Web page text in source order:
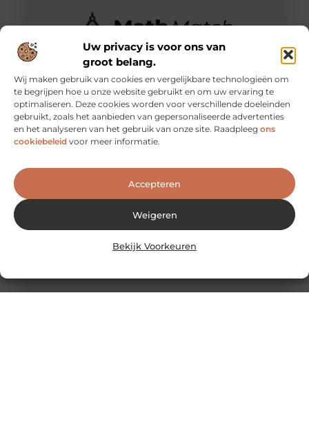
Uw privacy is voor ons van
groot belang.
Wij maken gebruik van cookies en vergelijkbare technologieën om
te begrijpen hoe u onze website gebruikt en om uw ervaring te
optimaliseren. Deze cookies worden voor verschillende doeleinden
gebruikt, zoals het aanbieden van gepersonaliseerde advertenties
en het analyseren van het gebruik van onze site. Raadpleeg ons
cookiebeleid voor meer informatie.
Accepteren
Weigeren
Bekijk Voorkeuren
De voordelen van het werken als
evenementenbeveiliger in een flexibel systeem
Werken als evenementenbeveiliger kan een
dynamische en uitdagende carrière zijn, vooral wanneer